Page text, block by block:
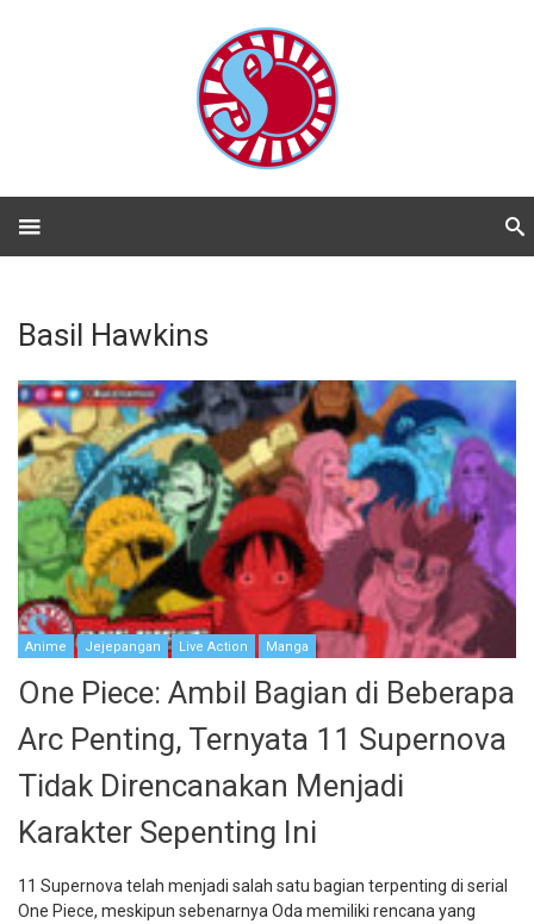
Basil Hawkins
Anime Jejepangan Live Action Manga
One Piece: Ambil Bagian di Beberapa
Arc Penting, Ternyata 11 Supernova
Tidak Direncanakan Menjadi
Karakter Sepenting Ini
11 Supernova telah menjadi salah satu bagian terpenting di serial
One Piece, meskipun sebenarnya Oda memiliki rencana yang